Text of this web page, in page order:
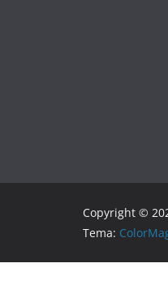
Copyright ©
Tema: